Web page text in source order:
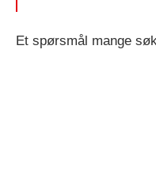
Et spørsmål mange